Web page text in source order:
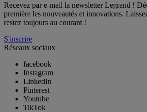
Recevez par e-mail la newsletter Legrand !
première les nouveautés et innovations.
restez toujours au courant !
S'inscrire
Réseaux sociaux
facebook
Instagram
LinkedIn
Pinterest
Youtube
TikTok